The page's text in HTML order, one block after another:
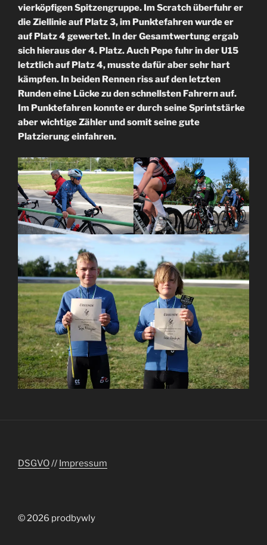
vierköpfigen Spitzengruppe. Im Scratch überfuhr er
die Ziellinie auf Platz 3, im Punktefahren wurde er
auf Platz 4 gewertet. In der Gesamtwertung ergab
sich hieraus der 4. Platz. Auch Pepe fuhr in der U15
letztlich auf Platz 4, musste dafür aber sehr hart
kämpfen. In beiden Rennen riss auf den letzten
Runden eine Lücke zu den schnellsten Fahrern auf.
Im Punktefahren konnte er durch seine Sprintstärke
aber wichtige Zähler und somit seine gute
Platzierung einfahren.
DSGVO// Impressum
© 2026 prodbywly